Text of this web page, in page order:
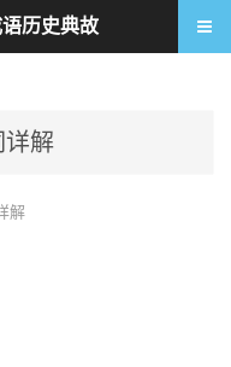
详解
解
历史典故